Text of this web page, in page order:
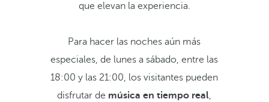
que elevan la experiencia.
Para hacer las noches aún más
especiales, de lunes a sábado, entre las
18:00 y las 21:00, los visitantes pueden
disfrutar de música en tiempo real,